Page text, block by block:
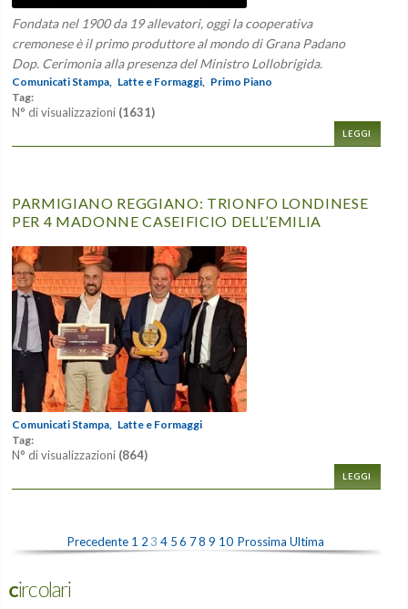
Fondata nel 1900 da 19 allevatori, oggi la cooperativa
cremonese è il primo produttore al mondo di Grana Padano
Dop. Cerimonia alla presenza del Ministro Lollobrigida.
Comunicati Stampa, Latte e Formaggi,
Primo Piano
Tag:
N° di visualizzazioni (1631)
LEGGI
PARMIGIANO REGGIANO: TRIONFO LONDINESE
PER 4 MADONNE CASEIFICIO DELL’EMILIA
Comunicati Stampa,
Latte e Formaggi
Tag:
N° di visualizzazioni (864)
LEGGI
Precedente 1 2 3 4 5 6 78 9 10 Prossima Ultima
Circolari